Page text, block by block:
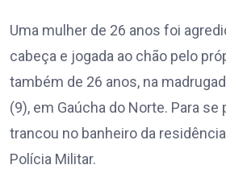
Uma mulher de 26 anos foi
cabeça e jogada ao chão pelo
também de 26 anos, na
(9), em Gaúcha do Norte. Para se
trancou no banheiro da
Polícia Militar.